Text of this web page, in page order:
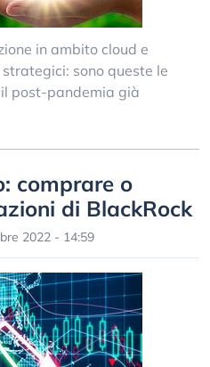
in ambito cloud e
sono queste le
post-pandemia già
comprare o
di BlackRock
2022 - 14:59